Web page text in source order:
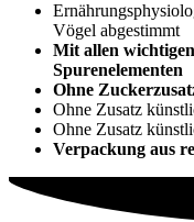
Vögel abgestimmt
Mit allen
Spurenelementen
Ohne
Ohne Zusatz
Ohne Zusatz
Verpackung aus